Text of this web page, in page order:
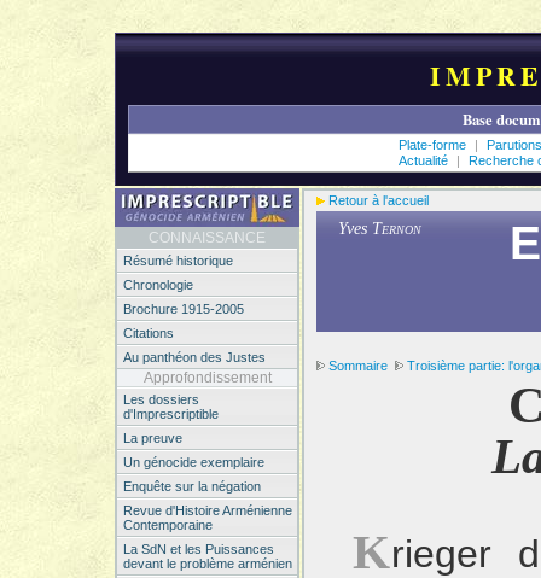
Base
Plate-forme |
Parutions
Actualité
| Recherche
CONNAISSANCE
Résumé historique
Chronologie
Brochure 1915-2005
Citations
Au panthéon des Justes
Approfondissement
Les dossiers
d'Imprescriptible
La preuve
Un génocide exemplaire
Enquête sur la négation
Revue d'Histoire Arménienne
Contemporaine
La SdN et les Puissances
devant le problème arménien
Retour à l'accueil
Yves Ternon
Sommaire Troisième partie:
Krieger